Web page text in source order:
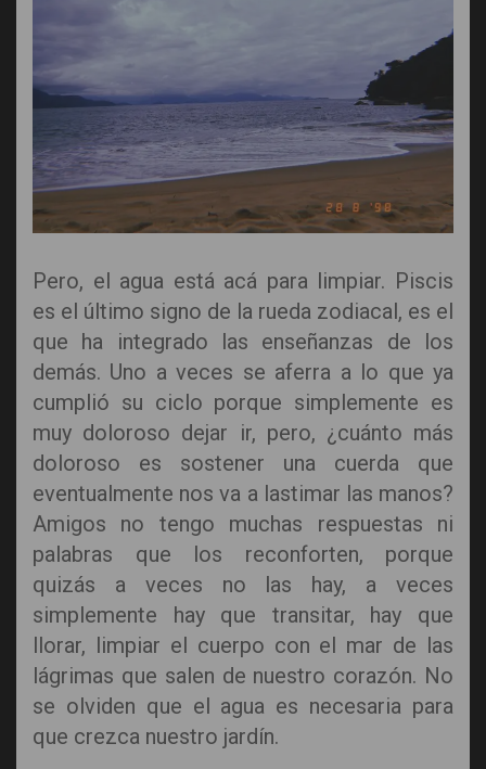
Pero, el agua está acá para limpiar. Piscis
es el último signo de la rueda zodiacal, es el
que ha integrado las enseñanzas de los
demás. Uno a veces se aferra a lo que ya
cumplió su ciclo porque simplemente es
muy doloroso dejar ir, pero, ¿cuánto más
doloroso es sostener una cuerda que
eventualmente nos va a lastimar las manos?
Amigos no tengo muchas respuestas ni
palabras que los reconforten, porque
quizás a veces no las hay, a veces
simplemente hay que transitar, hay que
llorar, limpiar el cuerpo con el mar de las
lágrimas que salen de nuestro corazón. No
se olviden que el agua es necesaria para
que crezca nuestro jardín.